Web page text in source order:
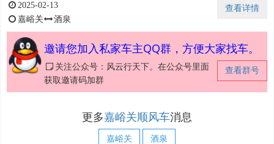
查看详情
2025-02-13
嘉峪关
酒泉
邀请您加入私家车主QQ群，方便大家找车。
查看群号
关注公众号：风云行天下。在公众号里面
获取邀请码加群
更多嘉峪关顺风车消息
嘉峪关 酒泉